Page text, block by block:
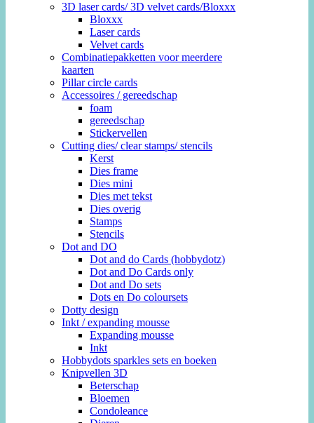
3D laser cards/ 3D velvet cards/Bloxxx
Bloxxx
Laser cards
Velvet cards
Combinatiepakketten voor meerdere
kaarten
Pillar circle cards
Accessoires / gereedschap
foam
gereedschap
Stickervellen
Cutting dies/ clear stamps/ stencils
Kerst
Dies frame
Dies mini
Dies met tekst
Dies overig
Stamps
Stencils
Dot and DO
Dot and do Cards (hobbydotz)
Dot and Do Cards only
Dot and Do sets
Dots en Do coloursets
Dotty design
Inkt / expanding mousse
Expanding mousse
Inkt
Hobbydots sparkles sets en boeken
Knipvellen 3D
Beterschap
Bloemen
Condoleance